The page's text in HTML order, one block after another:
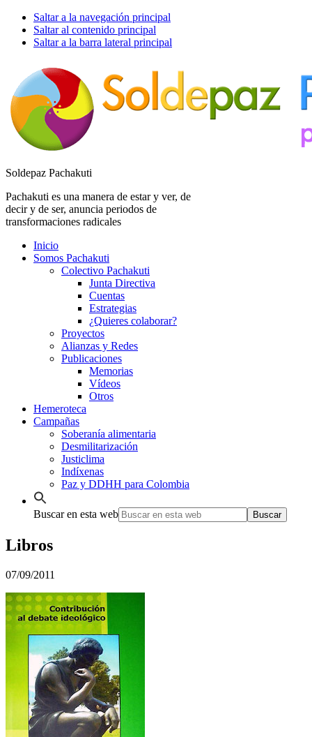
Saltar a la navegación principal
Saltar al contenido principal
Saltar a la barra lateral principal
Soldepaz Pachakuti
Pachakuti es una manera de estar y ver, de
decir y de ser, anuncia periodos de
transformaciones radicales
Inicio
Somos Pachakuti
Colectivo Pachakuti
Junta Directiva
Cuentas
Estrategias
¿Quieres colaborar?
Proyectos
Alianzas y Redes
Publicaciones
Memorias
Vídeos
Otros
Hemeroteca
Campañas
Soberanía alimentaria
Desmilitarización
Justiclima
Indíxenas
Paz y DDHH para Colombia
Buscar en esta web
Libros
07/09/2011